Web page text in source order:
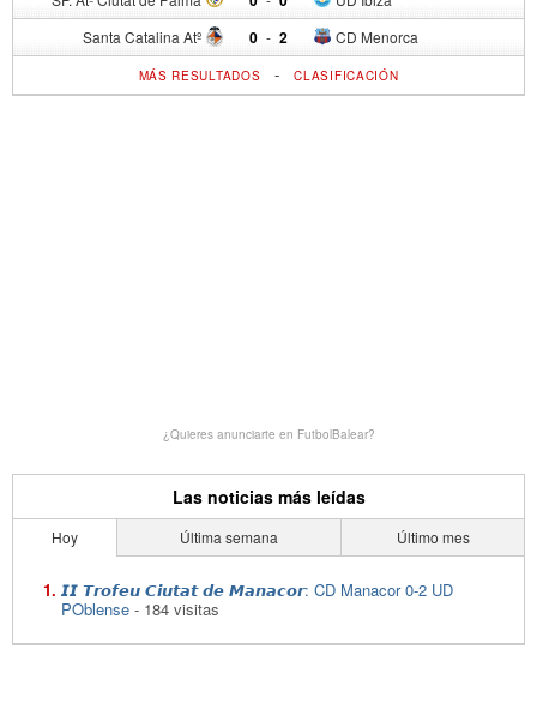
Santa Catalina Atº 0 - CD Menorca
2
MÁS RESULTADOS -CLASIFICACIÓN
¿Quieres anunciarte en FutbolBalear?
Las noticias más leídas
Hoy Última semana Último mes
𝙄𝙄 𝙏𝙧𝙤𝙛𝙚𝙪 𝘾𝙞𝙪𝙩𝙖𝙩 𝙙𝙚 𝙈𝙖𝙣𝙖𝙘𝙤𝙧: CD Manacor 0-2 UD
POblense - 184 visitas